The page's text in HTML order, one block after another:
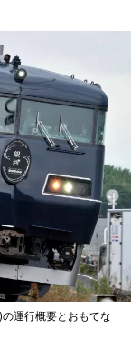
運行概要とおもてな